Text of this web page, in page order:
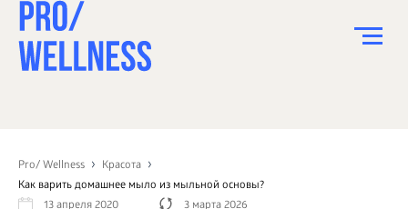
Pro/ Wellness
Красота
Как варить домашнее мыло из мыльной основы?
13 апреля 2020
3 марта 2026
СПОРТ
ЗДОРОВЬЕ